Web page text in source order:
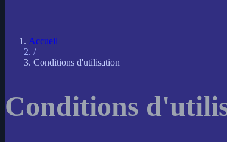
Accueil
/
Conditions d'utilisation
Conditions